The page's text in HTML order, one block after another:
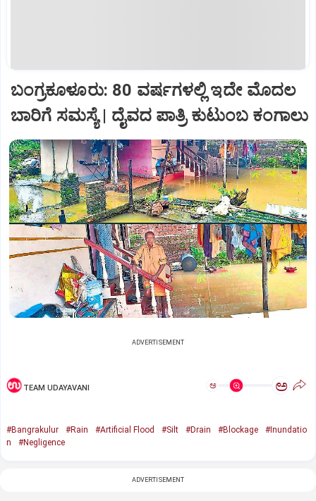
ಬಂಗ್ರಕೂಳೂರು: 80 ವರ್ಷಗಳಲ್ಲಿ ಇದೇ ಮೊದಲ
ಬಾರಿಗೆ ಸಮಸ್ಯೆ | ದೈವದ ಪಾತ್ರಿ ಕುಟುಂಬ ಕಂಗಾಲು
ADVERTISEMENT
TEAM UDAYAVANI ಅ ಅ
#Bangrakulur #Rain #Artificial Flood #Silt #Drain #Blockage
#Inundatio
n
#Negligence
ADVERTISEMENT